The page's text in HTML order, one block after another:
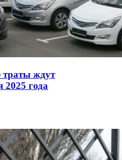
траты ждут
2025 года